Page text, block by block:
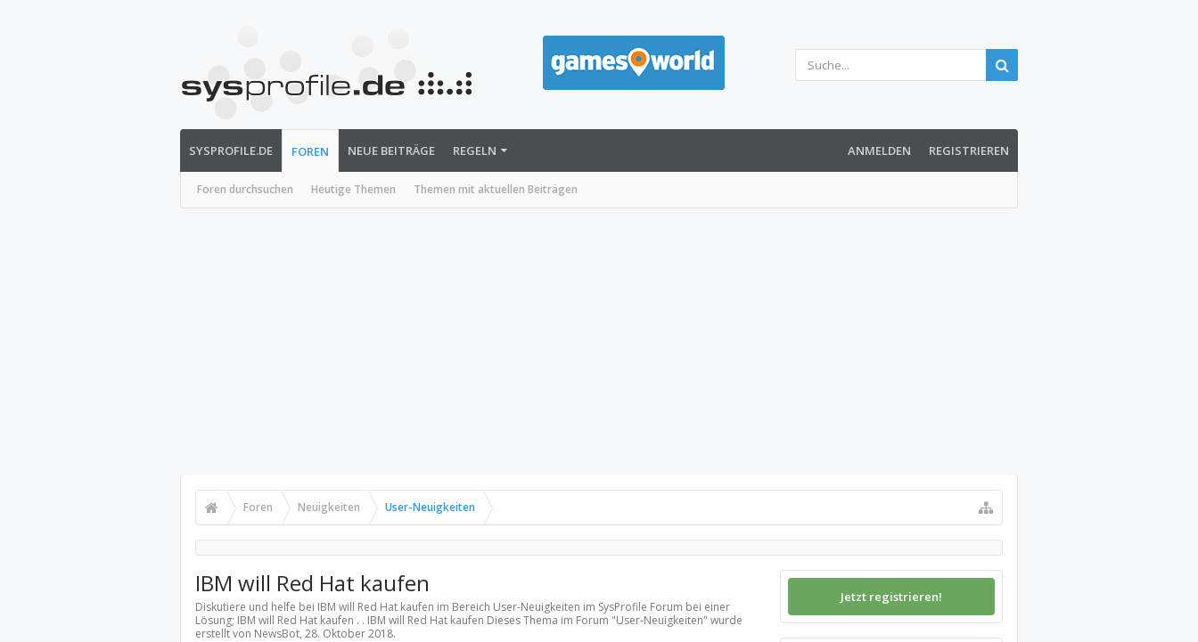
SYSPROFILE.DE FOREN
Foren durchsuchen Heutige Themen Themen mit aktuellen Beiträgen
NEUE BEITRÄGE REGELN ANMELDEN REGISTRIEREN
Foren Neuigkeiten User-Neuigkeiten
IBM will Red Hat kaufen
Diskutiere und helfe bei IBM will Red Hat kaufen im Bereich User-Neuigkeiten im SysProfile Forum bei einer
Lösung; IBM will Red Hat kaufen . . IBM will Red Hat kaufen Dieses Thema im Forum "User-Neuigkeiten" wurde
erstellt von NewsBot, 28. Oktober 2018.
Jetzt registrieren!